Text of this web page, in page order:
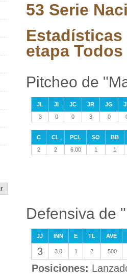
53 Serie
Estadísticas
etapa
Pitcheo de
JL JI JC JR JG
3
0 0 3 0
C CL PCL SO
BB
2
2 6.00 1 1
Defensiva de
JJ INN E TL AVE
3 3.0 1 2 .500
Posiciones: